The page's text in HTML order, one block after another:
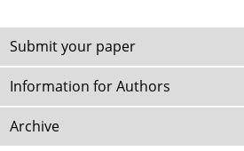
Submit your paper
Information for Authors
Archive